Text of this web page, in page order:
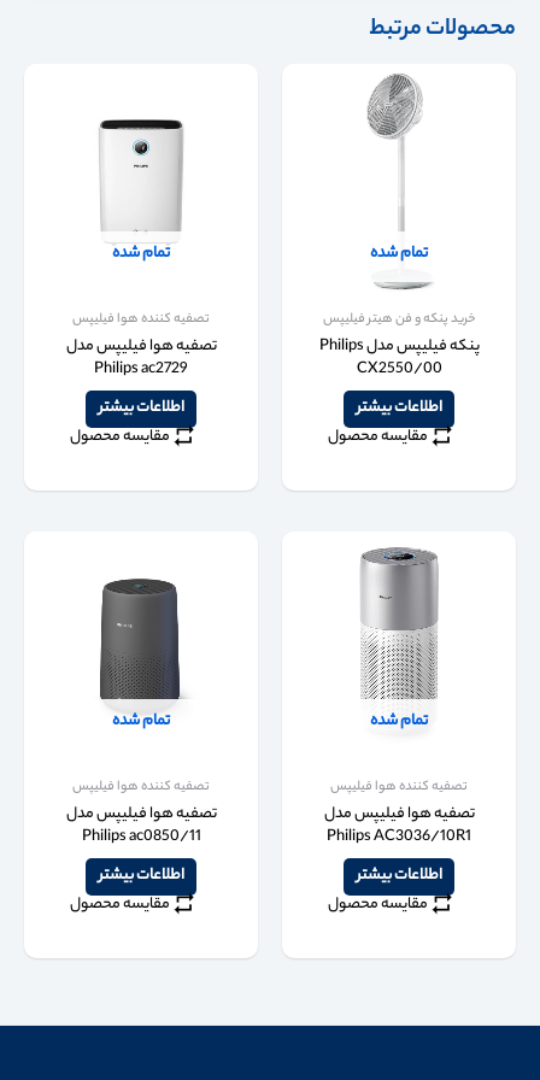
محصولات مرتبط
تمام شده
خرید پنکه و فن هیتر فیلیپس
پنکه فیلیپس مدل Philips
CX2550/00
اطلاعات بیشتر
مقایسه محصول
تمام شده
تصفیه کننده هوا فیلیپس
تصفیه هوا فیلیپس مدل
Philips ac2729
اطلاعات بیشتر
مقایسه محصول
تمام شده
تصفیه کننده هوا فیلیپس
تصفیه هوا فیلیپس مدل
Philips AC3036/10R1
اطلاعات بیشتر
مقایسه محصول
تمام شده
تصفیه کننده هوا فیلیپس
تصفیه هوا فیلیپس مدل
Philips ac0850/11
اطلاعات بیشتر
مقایسه محصول